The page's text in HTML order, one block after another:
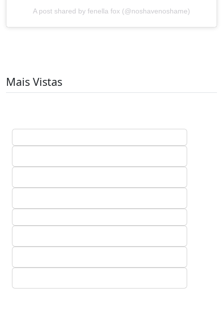
A post shared by fenella fox (@noshavenoshame)
Mais Vistas